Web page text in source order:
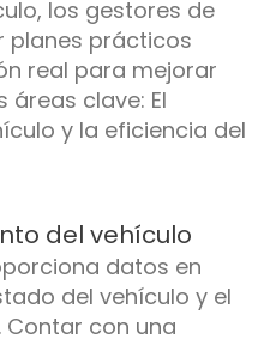
los gestores de
planes prácticos
real para mejorar
áreas clave: El
y la eficiencia del
del vehículo
datos en
del vehículo y el
con una